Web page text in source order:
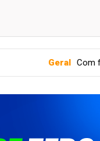
Com fim da greve,